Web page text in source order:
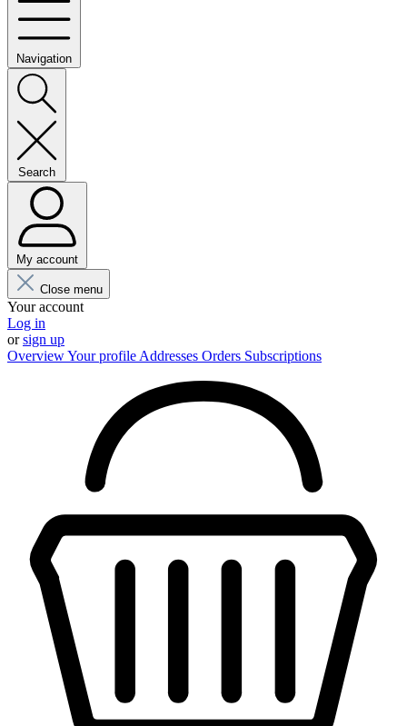
Navigation
Search
My account
Close menu
Your account
Log in
orsign up
OverviewYour profile Addresses Orders Subscriptions